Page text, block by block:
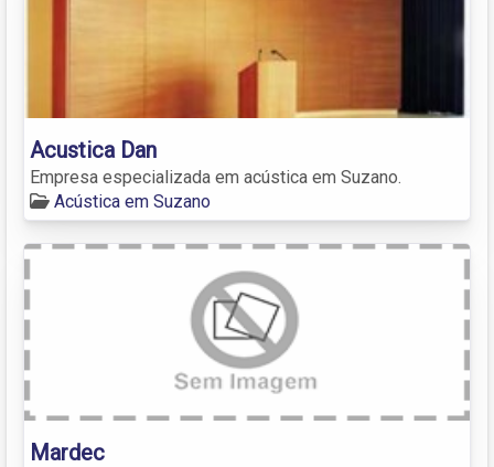
Acustica Dan
Empresa especializada em acústica em Suzano.
Acústica em Suzano
Mardec